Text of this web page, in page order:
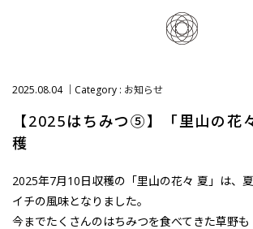
2025.08.04 Category : お知らせ
【2025はちみつ⑤】「里山の花
穫
2025年7月10日収穫の「里山の花々 夏」は、
イチの風味となりました。
今までたくさんのはちみつを食べてきた草野も